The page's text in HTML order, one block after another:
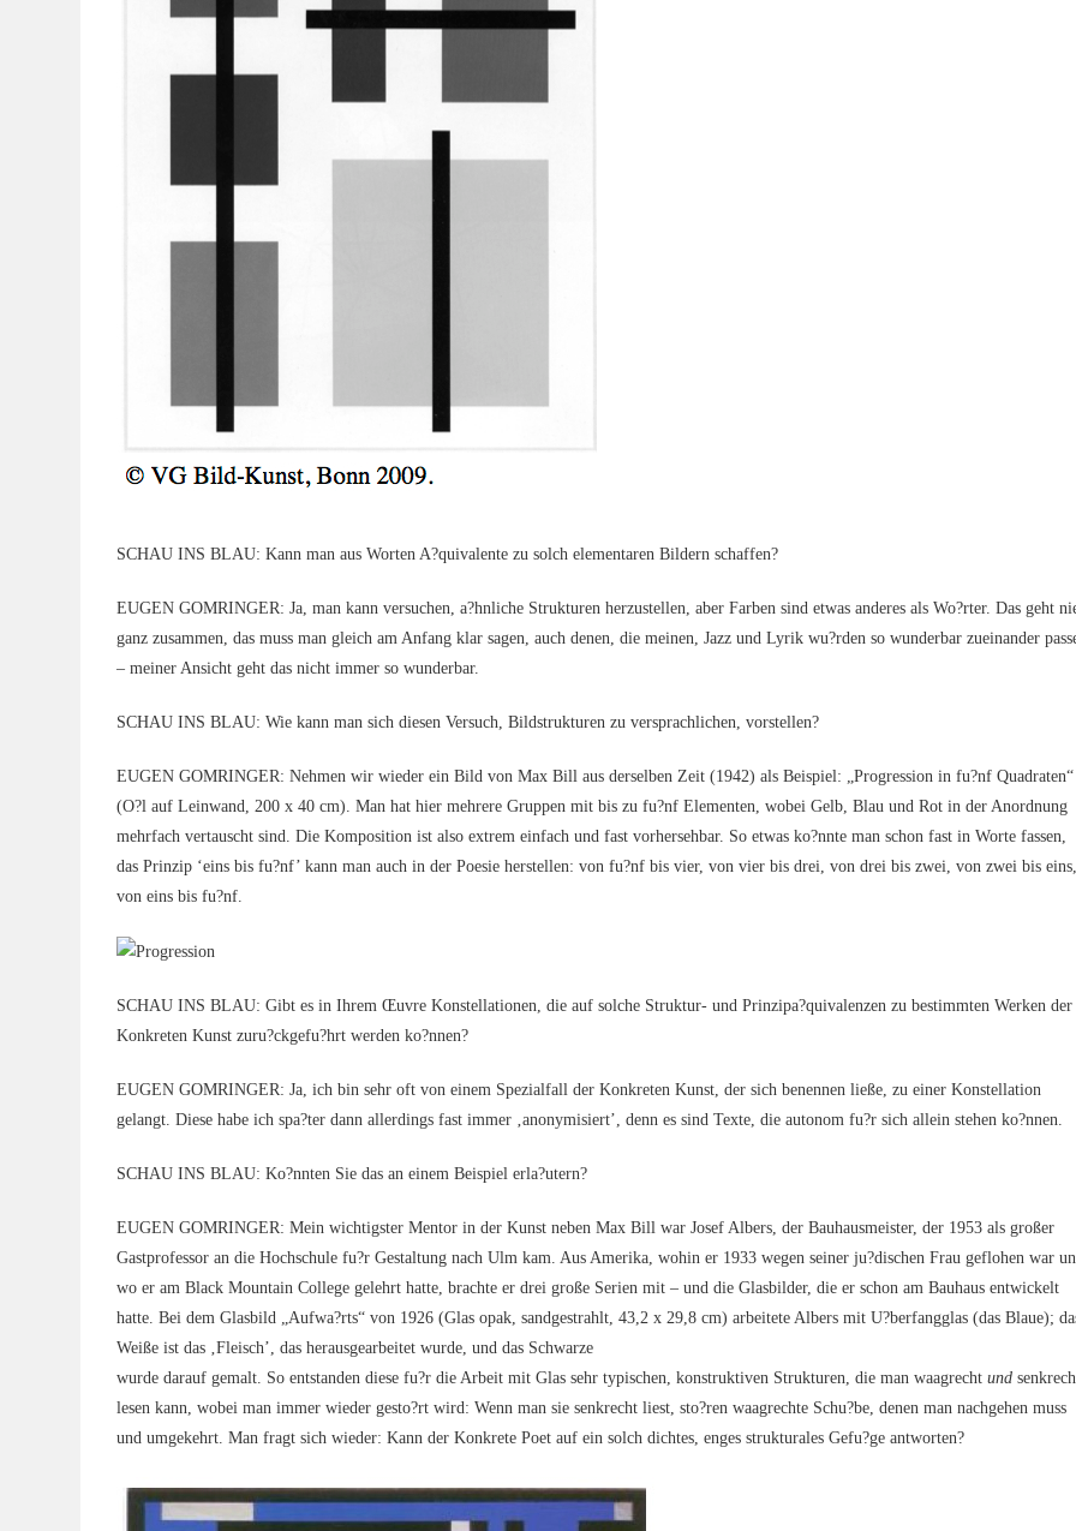
SCHAU INS BLAU: Kann man aus Wor­ten A?quivalente zu solch ele­men­ta­ren Bil­dern schaffen?
EUGEN GOMRINGER: Ja, man kann ver­su­chen, a?hnliche Struk­tu­ren her­zu­stel­len, aber Far­ben sind etwas ande­res als Wo?rter. Das geht
ganz zusam­men, das muss man gleich am Anfang klar sagen, auch denen, die mei­nen, Jazz und Lyrik wu?rden so wun­der­bar zuein­an­der
– mei­ner Ansicht geht das nicht immer so wunderbar.
SCHAU INS BLAU: Wie kann man sich die­sen Ver­such, Bild­struk­tu­ren zu ver­sprach­li­chen, vorstellen?
EUGEN GOMRINGER: Neh­men wir wie­der ein Bild von Max Bill aus der­sel­ben Zeit (1942) als Bei­spiel: „Pro­gres­si­on in fu?nf Qua­dra­ten“
(O?l auf Lein­wand, 200 x 40 cm). Man hat hier meh­re­re Grup­pen mit bis zu fu?nf Ele­men­ten, wobei Gelb, Blau und Rot in der Anord­nung
mehr­fach ver­tauscht sind. Die Kom­po­si­ti­on ist also extrem ein­fach und fast vor­her­seh­bar. So etwas ko?nnte man schon fast in Wor­te fas­sen,
das Prin­zip ‘eins bis fu?nf’ kann man auch in der Poe­sie her­stel­len: von fu?nf bis vier, von vier bis drei, von drei bis zwei, von zwei bis eins,
von eins bis fu?nf.
SCHAU INS BLAU: Gibt es in Ihrem Œuvre Kon­stel­la­tio­nen, die auf sol­che Struk­tur- und Prinzipa?quivalenzen zu bestimm­ten Wer­ken der
Kon­kre­ten Kunst zuru?ckgefu?hrt wer­den ko?nnen?
EUGEN GOMRINGER: Ja, ich bin sehr oft von einem Spe­zi­al­fall der Kon­kre­ten Kunst, der sich benen­nen lie­ße, zu einer Kon­stel­la­ti­on
gelangt. Die­se habe ich spa?ter dann aller­dings fast immer ‚anony­mi­siert’, denn es sind Tex­te, die auto­nom fu?r sich allein ste­hen ko?nnen.
SCHAU INS BLAU: Ko?nnten Sie das an einem Bei­spiel erla?utern?
EUGEN GOMRINGER: Mein wich­tigs­ter Men­tor in der Kunst neben Max Bill war Josef Albers, der Bau­haus­meis­ter, der 1953 als gro­ßer
Gast­pro­fes­sor an die Hoch­schu­le fu?r Gestal­tung nach Ulm kam. Aus Ame­ri­ka, wohin er 1933 wegen sei­ner ju?dischen Frau geflo­hen war
wo er am Black Moun­tain Col­lege gelehrt hat­te, brach­te er drei gro­ße Seri­en mit – und die Glas­bil­der, die er schon am Bau­haus ent­wi­ckelt
hat­te. Bei dem Glas­bild „Aufwa?rts“ von 1926 (Glas opak, sand­ge­strahlt, 43,2 x 29,8 cm) arbei­te­te Albers mit U?berfangglas (das Blaue);
Wei­ße ist das ‚Fleisch’, das her­aus­ge­ar­bei­tet wur­de, und das Schwarze
wur­de dar­auf gemalt. So ent­stan­den die­se fu?r die Arbeit mit Glas sehr typi­schen, kon­struk­ti­ven Struk­tu­ren, die man waag­rechtund
lesen kann, wobei man immer wie­der gesto?rt wird: Wenn man sie senk­recht liest, sto?ren waag­rech­te Schu?be, denen man nach­ge­hen muss
und umge­kehrt. Man fragt sich wie­der: Kann der Kon­kre­te Poet auf ein solch dich­tes, enges struk­tu­ra­les Gefu?ge antworten?